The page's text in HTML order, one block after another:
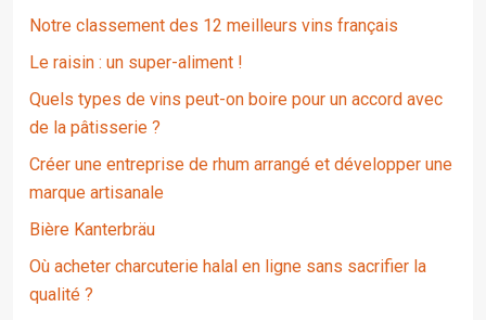
Notre classement des 12 meilleurs vins français
Le raisin : un super-aliment !
Quels types de vins peut-on boire pour un accord avec
de la pâtisserie ?
Créer une entreprise de rhum arrangé et développer une
marque artisanale
Bière Kanterbräu
Où acheter charcuterie halal en ligne sans sacrifier la
qualité ?